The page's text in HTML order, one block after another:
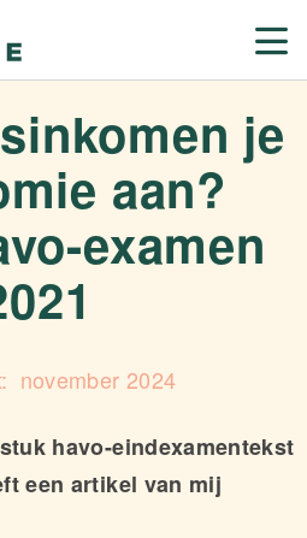
je
aan?
examen
november 2024
havo-eindexamentekst
een artikel van mij